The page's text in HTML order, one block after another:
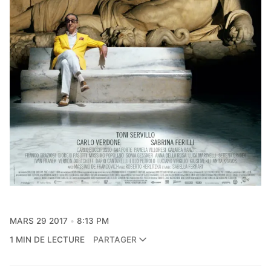
MARS 29 2017
8:13 PM
1 MIN DE LECTURE
PARTAGER